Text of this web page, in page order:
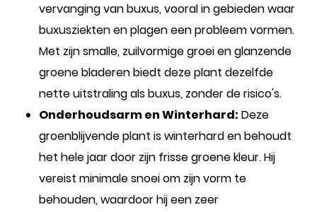
vervanging van buxus, vooral in gebieden waar
buxusziekten en plagen een probleem vormen.
Met zijn smalle, zuilvormige groei en glanzende
groene bladeren biedt deze plant dezelfde
nette uitstraling als buxus, zonder de risico's.
Onderhoudsarm en Winterhard: Deze
groenblijvende plant is winterhard en behoudt
het hele jaar door zijn frisse groene kleur. Hij
vereist minimale snoei om zijn vorm te
behouden, waardoor hij een zeer